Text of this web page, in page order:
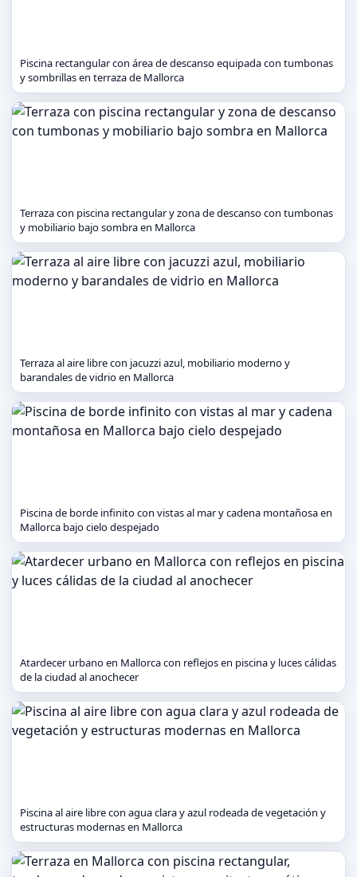
Piscina rectangular con área de descanso equipada con tumbonas
y sombrillas en terraza de Mallorca
Terraza con piscina rectangular y zona de descanso con tumbonas
y mobiliario bajo sombra en Mallorca
Terraza al aire libre con jacuzzi azul, mobiliario moderno y
barandales de vidrio en Mallorca
Piscina de borde infinito con vistas al mar y cadena montañosa en
Mallorca bajo cielo despejado
Atardecer urbano en Mallorca con reflejos en piscina y luces cálidas
de la ciudad al anochecer
Piscina al aire libre con agua clara y azul rodeada de vegetación y
estructuras modernas en Mallorca